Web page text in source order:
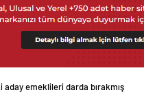
aday emeklileri darda bırakmış